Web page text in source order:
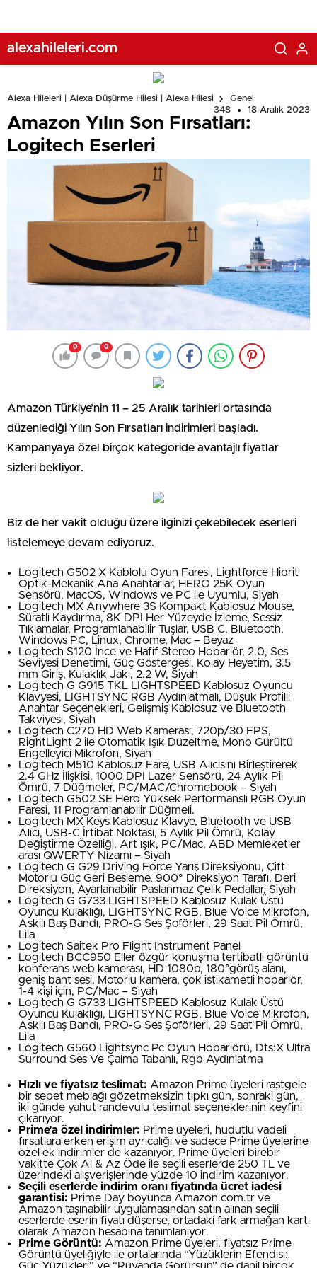
alexahileleri.com
Alexa Hileleri | Alexa Düşürme Hilesi | Alexa Hilesi
Genel
348
18 Aralık 2023
Amazon Yılın Son Fırsatları:
Logitech Eserleri
0 0
Amazon Türkiye’nin 11 – 25 Aralık tarihleri ortasında
düzenlediği Yılın Son Fırsatları indirimleri başladı.
Kampanyaya özel birçok kategoride avantajlı fiyatlar
sizleri bekliyor.
Biz de her vakit olduğu üzere ilginizi çekebilecek eserleri
listelemeye devam ediyoruz.
Logitech G502 X Kablolu Oyun Faresi, Lightforce Hibrit
Optik-Mekanik Ana Anahtarlar, HERO 25K Oyun
Sensörü, MacOS, Windows ve PC ile Uyumlu, Siyah
Logitech MX Anywhere 3S Kompakt Kablosuz Mouse,
Süratli Kaydırma, 8K DPI Her Yüzeyde İzleme, Sessiz
Tıklamalar, Programlanabilir Tuşlar, USB C, Bluetooth,
Windows PC, Linux, Chrome, Mac – Beyaz
Logitech S120 İnce ve Hafif Stereo Hoparlör, 2.0, Ses
Seviyesi Denetimi, Güç Göstergesi, Kolay Heyetim, 3.5
mm Giriş, Kulaklık Jakı, 2.2 W, Siyah
Logitech G G915 TKL LIGHTSPEED Kablosuz Oyuncu
Klavyesi, LIGHTSYNC RGB Aydınlatmalı, Düşük Profilli
Anahtar Seçenekleri, Gelişmiş Kablosuz ve Bluetooth
Takviyesi, Siyah
Logitech C270 HD Web Kamerası, 720p/30 FPS,
RightLight 2 ile Otomatik Işık Düzeltme, Mono Gürültü
Engelleyici Mikrofon, Siyah
Logitech M510 Kablosuz Fare, USB Alıcısını Birleştirerek
2.4 GHz İlişkisi, 1000 DPI Lazer Sensörü, 24 Aylık Pil
Ömrü, 7 Düğmeler, PC/MAC/Chromebook – Siyah
Logitech G502 SE Hero Yüksek Performanslı RGB Oyun
Faresi, 11 Programlanabilir Düğmeli.
Logitech MX Keys Kablosuz Klavye, Bluetooth ve USB
Alıcı, USB-C İrtibat Noktası, 5 Aylık Pil Ömrü, Kolay
Değiştirme Özelliği, Art ışık, PC/Mac, ABD Memleketler
arası QWERTY Nizamı – Siyah
Logitech G G29 Driving Force Yarış Direksiyonu, Çift
Motorlu Güç Geri Besleme, 900° Direksiyon Tarafı, Deri
Direksiyon, Ayarlanabilir Paslanmaz Çelik Pedallar, Siyah
Logitech G G733 LIGHTSPEED Kablosuz Kulak Üstü
Oyuncu Kulaklığı, LIGHTSYNC RGB, Blue Voice Mikrofon,
Askılı Baş Bandı, PRO-G Ses Şoförleri, 29 Saat Pil Ömrü,
Lila
Logitech Saitek Pro Flight Instrument Panel
Logitech BCC950 Eller özgür konuşma tertibatlı görüntü
konferans web kamerası, HD 1080p, 180°görüş alanı,
geniş bant sesi, Motorlu kamera, çok istikametli hoparlör,
1-4 kişi için, PC/Mac – Siyah
Logitech G G733 LIGHTSPEED Kablosuz Kulak Üstü
Oyuncu Kulaklığı, LIGHTSYNC RGB, Blue Voice Mikrofon,
Askılı Baş Bandı, PRO-G Ses Şoförleri, 29 Saat Pil Ömrü,
Lila
Logitech G560 Lightsync Pc Oyun Hoparlörü, Dts:X Ultra
Surround Ses Ve Çalma Tabanlı, Rgb Aydınlatma
Hızlı ve fiyatsız teslimat: Amazon Prime üyeleri rastgele
bir sepet meblağı gözetmeksizin tıpkı gün, sonraki gün,
iki günde yahut randevulu teslimat seçeneklerinin keyfini
çıkarıyor.
Prime’a özel indirimler: Prime üyeleri, hudutlu vadeli
fırsatlara erken erişim ayrıcalığı ve sadece Prime üyelerine
özel ek indirimler de kazanıyor. Prime üyeleri birebir
vakitte Çok Al & Az Öde ile seçili eserlerde 250 TL ve
üzerindeki alışverişlerinde yüzde 10 indirim kazanıyor.
Seçili eserlerde indirim oranı fiyatında ücret iadesi
garantisi: Prime Day boyunca Amazon.com.tr ve
Amazon taşınabilir uygulamasından satın alınan seçili
eserlerde eserin fiyatı düşerse, ortadaki fark armağan kartı
olarak Amazon hesabına tanımlanıyor.
Prime Görüntü: Amazon Prime üyeleri, fiyatsız Prime
Görüntü üyeliğiyle ile ortalarında “Yüzüklerin Efendisi: